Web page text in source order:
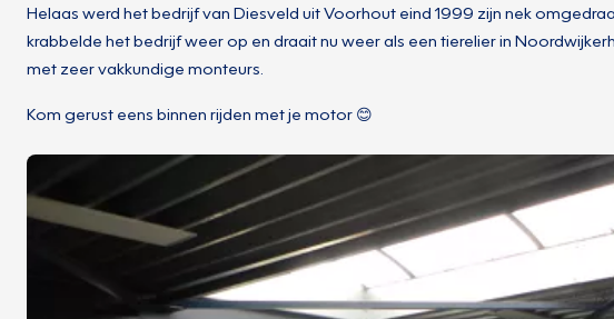
Helaas werd het bedrijf van Diesveld uit Voorhout eind 1999 zijn nek
krabbelde het bedrijf weer op en draait nu weer als een tierelier in
met zeer vakkundige monteurs.
Kom gerust eens binnen rijden met je motor 😊